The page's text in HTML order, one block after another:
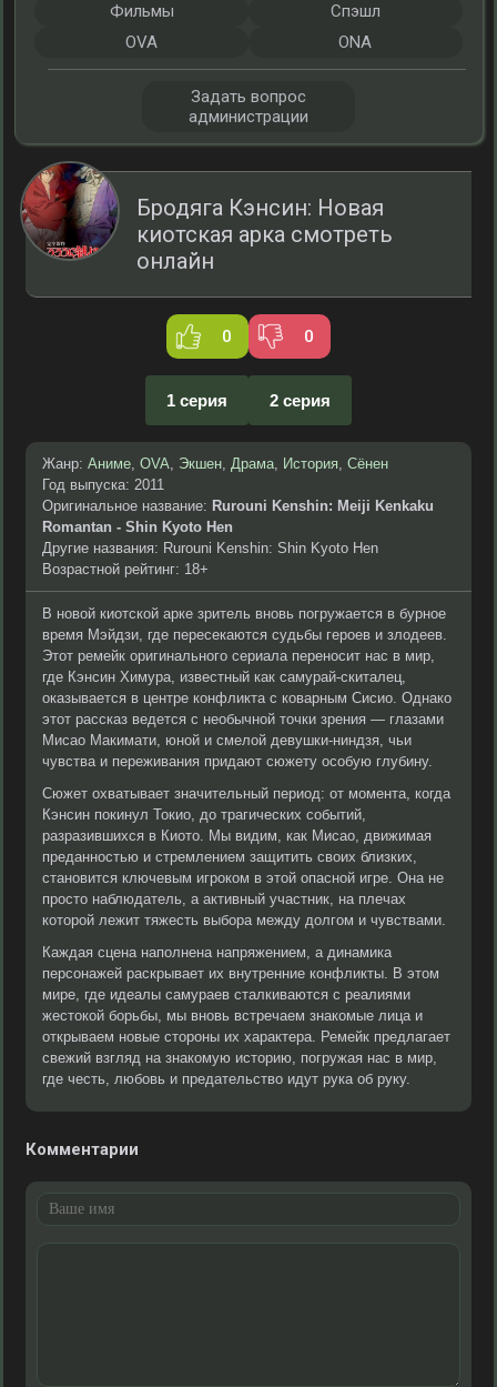
Бродяга Кэнсин: Новая
киотская арка смотреть
онлайн
0 0
1 серия 2 серия
Жанр: Аниме, OVA, Экшен, Драма, История, Сёнен
Год выпуска: 2011
Оригинальное название: Rurouni Kenshin: Meiji Kenkaku
Romantan - Shin Kyoto Hen
Другие названия: Rurouni Kenshin: Shin Kyoto Hen
Возрастной рейтинг: 18+
В новой киотской арке зритель вновь погружается в бурное
время Мэйдзи, где пересекаются судьбы героев и злодеев.
Этот ремейк оригинального сериала переносит нас в мир,
где Кэнсин Химура, известный как самурай-скиталец,
оказывается в центре конфликта с коварным Сисио. Однако
этот рассказ ведется с необычной точки зрения — глазами
Мисао Макимати, юной и смелой девушки-ниндзя, чьи
чувства и переживания придают сюжету особую глубину.
Сюжет охватывает значительный период: от момента, когда
Кэнсин покинул Токио, до трагических событий,
разразившихся в Киото. Мы видим, как Мисао, движимая
преданностью и стремлением защитить своих близких,
становится ключевым игроком в этой опасной игре. Она не
просто наблюдатель, а активный участник, на плечах
которой лежит тяжесть выбора между долгом и чувствами.
Каждая сцена наполнена напряжением, а динамика
персонажей раскрывает их внутренние конфликты. В этом
мире, где идеалы самураев сталкиваются с реалиями
жестокой борьбы, мы вновь встречаем знакомые лица и
открываем новые стороны их характера. Ремейк предлагает
свежий взгляд на знакомую историю, погружая нас в мир,
где честь, любовь и предательство идут рука об руку.
Комментарии
Фильмы
Спэшл
OVA
ONA
Задать вопрос
администрации